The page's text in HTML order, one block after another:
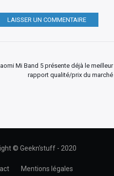
LAISSER UN COMMENTAIRE
Mi Band 5 présente déjà le meilleur
rapport qualité/prix du marché
© Geekn'stuff - 2020
Mentions légales